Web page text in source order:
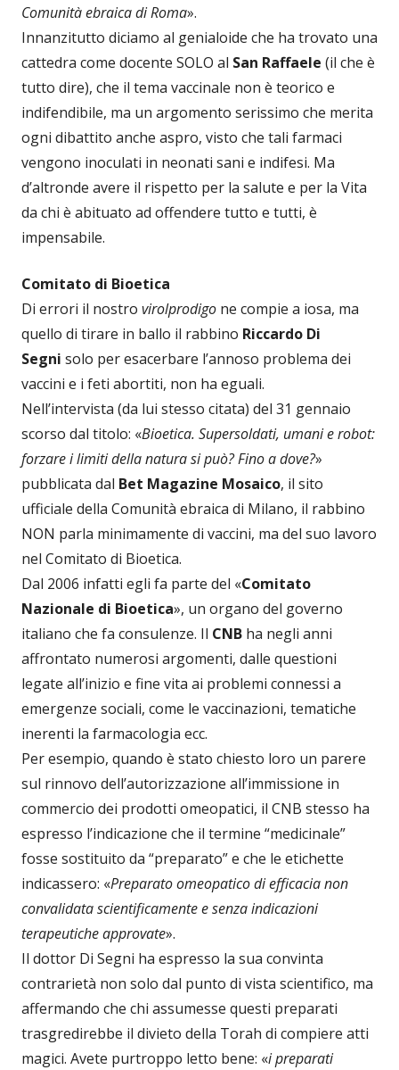
Comunità ebraica di Roma».
Innanzitutto diciamo al genialoide che ha trovato una
cattedra come docente SOLO al San Raffaele (il che è
tutto dire), che il tema vaccinale non è teorico e
indifendibile, ma un argomento serissimo che merita
ogni dibattito anche aspro, visto che tali farmaci
vengono inoculati in neonati sani e indifesi. Ma
d’altronde avere il rispetto per la salute e per la Vita
da chi è abituato ad offendere tutto e tutti, è
impensabile.
Comitato di Bioetica
Di errori il nostro virolprodigo ne compie a iosa, ma
quello di tirare in ballo il rabbino Riccardo Di
Segni solo per esacerbare l’annoso problema dei
vaccini e i feti abortiti, non ha eguali.
Nell’intervista (da lui stesso citata) del 31 gennaio
scorso dal titolo: «Bioetica. Supersoldati, umani e robot:
forzare i limiti della natura si può? Fino a dove?»
pubblicata dal Bet Magazine Mosaico, il sito
ufficiale della Comunità ebraica di Milano, il rabbino
NON parla minimamente di vaccini, ma del suo lavoro
nel Comitato di Bioetica.
Dal 2006 infatti egli fa parte del «Comitato
Nazionale di Bioetica», un organo del governo
italiano che fa consulenze. Il CNB ha negli anni
affrontato numerosi argomenti, dalle questioni
legate all’inizio e fine vita ai problemi connessi a
emergenze sociali, come le vaccinazioni, tematiche
inerenti la farmacologia ecc.
Per esempio, quando è stato chiesto loro un parere
sul rinnovo dell’autorizzazione all’immissione in
commercio dei prodotti omeopatici, il CNB stesso ha
espresso l’indicazione che il termine “medicinale”
fosse sostituito da “preparato” e che le etichette
indicassero: «Preparato omeopatico di efficacia non
convalidata scientificamente e senza indicazioni
terapeutiche approvate».
Il dottor Di Segni ha espresso la sua convinta
contrarietà non solo dal punto di vista scientifico, ma
affermando che chi assumesse questi preparati
trasgredirebbe il divieto della Torah di compiere atti
magici. Avete purtroppo letto bene: «i preparati